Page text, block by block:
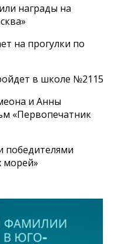
награды на
на прогулки по
в школе №2115
и Анны
«Первопечатник
победителями
морей»